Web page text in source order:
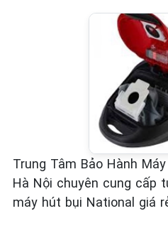
Trung Tâm Bảo Hành
Hà Nội chuyên cung cấp
máy hút bụi National giá